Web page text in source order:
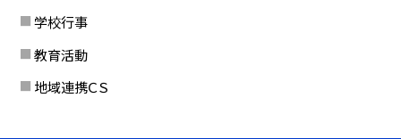
学校行事
教育活動
地域連携ＣＳ